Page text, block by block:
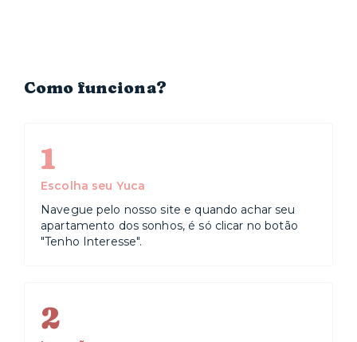
Como funciona?
1
Escolha seu Yuca
Navegue pelo nosso site e quando achar seu
apartamento dos sonhos, é só clicar no botão
"Tenho Interesse".
2